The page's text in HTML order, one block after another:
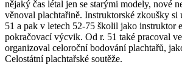
nějaký čas létal jen se starými modely, nové
věnoval plachtařině. Instruktorské zkoušky si
51 a pak v letech 52-75 školil jako instruktor
pokračovací výcvik. Od r. 51 také pracoval
organizoval celoroční bodování plachtařů,
Celostátní plachtařské soutěže.